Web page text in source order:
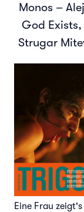
Monos –
God Exists,
Strugar
Eine Frau